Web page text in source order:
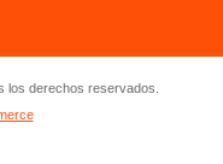
los derechos reservados.